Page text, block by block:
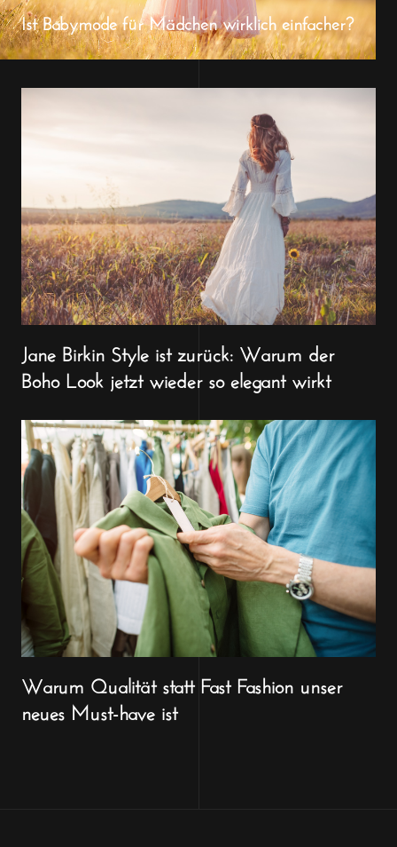
Ist Babymode für Mädchen wirklich einfacher?
Jane Birkin Style ist zurück: Warum der
Boho Look jetzt wieder so elegant wirkt
Warum Qualität statt Fast Fashion unser
neues Must-have ist